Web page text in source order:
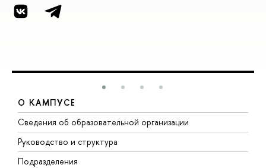
О КАМПУСЕ
Сведения об образовательной организации
Руководство и структура
Подразделения